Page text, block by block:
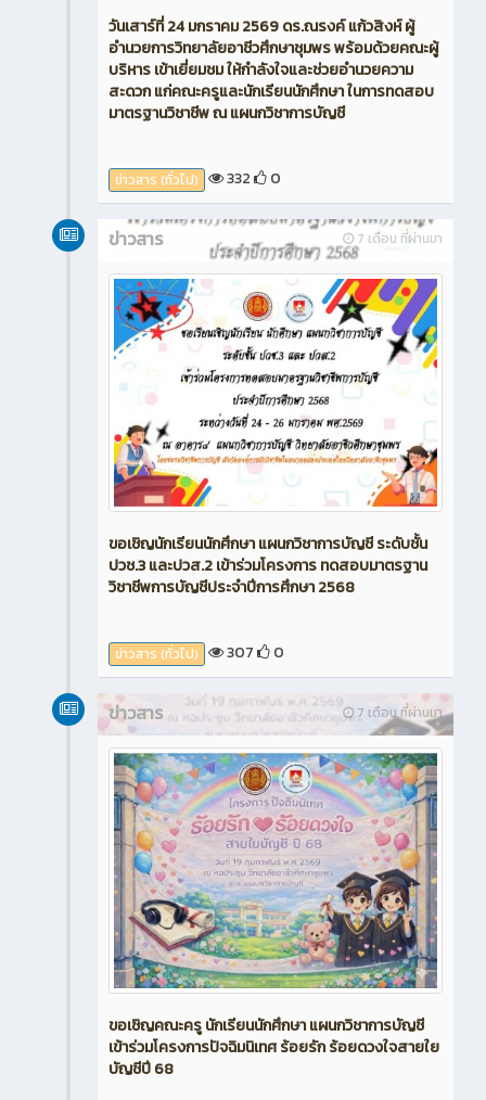
วันเสาร์ที่ 24 มกราคม 2569 ดร.ณรงค์ แก้วสิงห์ ผู้
อำนวยการวิทยาลัยอาชีวศึกษาชุมพร พร้อมด้วยคณะผู้
บริหาร เข้าเยี่ยมชม ให้กำลังใจและช่วยอำนวยความ
สะดวก แก่คณะครูและนักเรียนนักศึกษา ในการทดสอบ
มาตรฐานวิชาชีพ ณ แผนกวิชาการบัญชี
ข่าวสาร (ทั่วไป) 332 0
7 เดือน ที่ผ่านมา
ข่าวสาร
ขอเชิญนักเรียนนักศึกษา แผนกวิชาการบัญชี ระดับชั้น
ปวช.3 และปวส.2 เข้าร่วมโครงการ ทดสอบมาตรฐาน
วิชาชีพการบัญชีประจำปีการศึกษา 2568
ข่าวสาร (ทั่วไป) 307 0
7 เดือน ที่ผ่านมา
ข่าวสาร
ขอเชิญคณะครู นักเรียนนักศึกษา แผนกวิชาการบัญชี
เข้าร่วมโครงการปัจฉิมนิเทศ ร้อยรัก ร้อยดวงใจสายใย
บัญชีปี 68